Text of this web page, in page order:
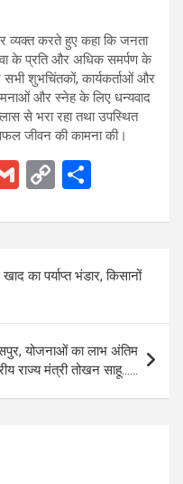
व्यक्त करते हुए कहा कि जनता
के प्रति और अधिक समर्पण के
सभी शुभचिंतकों, कार्यकर्ताओं और
और स्नेह के लिए धन्यवाद
से भरा रहा तथा उपस्थित
जीवन की कामना की।
G
ail
C
py
Li
n
k
ar
का पर्याप्त भंडार, किसानों
योजनाओं का लाभ अंतिम
राज्य मंत्री तोखन साहू……